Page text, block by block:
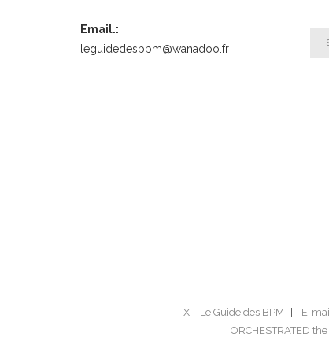
Email.:
leguidedesbpm@wanadoo.fr
X – Le Guide des BPM E-
ORCHESTRATED